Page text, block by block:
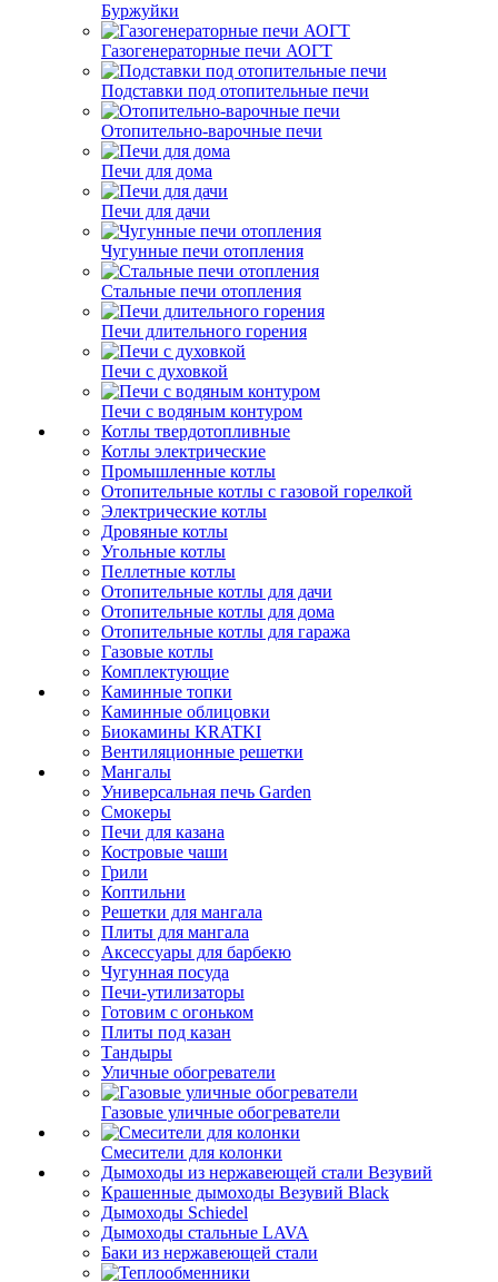
Буржуйки
Газогенераторные печи АОГТ
Подставки под отопительные печи
Отопительно-варочные печи
Печи для дома
Печи для дачи
Чугунные печи отопления
Стальные печи отопления
Печи длительного горения
Печи с духовкой
Печи с водяным контуром
Котлы твердотопливные
Котлы электрические
Промышленные котлы
Отопительные котлы с газовой горелкой
Электрические котлы
Дровяные котлы
Угольные котлы
Пеллетные котлы
Отопительные котлы для дачи
Отопительные котлы для дома
Отопительные котлы для гаража
Газовые котлы
Комплектующие
Каминные топки
Каминные облицовки
Биокамины KRATKI
Вентиляционные решетки
Мангалы
Универсальная печь Garden
Смокеры
Печи для казана
Костровые чаши
Грили
Коптильни
Решетки для мангала
Плиты для мангала
Аксессуары для барбекю
Чугунная посуда
Печи-утилизаторы
Готовим с огоньком
Плиты под казан
Тандыры
Уличные обогреватели
Газовые уличные обогреватели
Смесители для колонки
Дымоходы из нержавеющей стали Везувий
Крашенные дымоходы Везувий Black
Дымоходы Schiedel
Дымоходы стальные LAVA
Баки из нержавеющей стали